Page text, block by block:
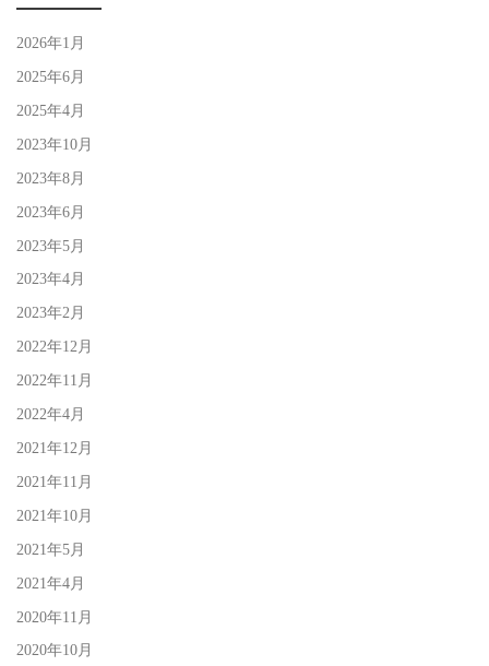
2026年1月
2025年6月
2025年4月
2023年10月
2023年8月
2023年6月
2023年5月
2023年4月
2023年2月
2022年12月
2022年11月
2022年4月
2021年12月
2021年11月
2021年10月
2021年5月
2021年4月
2020年11月
2020年10月